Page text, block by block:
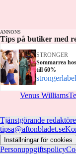
ANNONS
Tips på butiker med
STRONGER
Sommarrea
till 60%
Venus Williams
Tjänstgörande
tipsa@aftonbladet.se
Inställningar för cookies
Personuppgiftspolicy